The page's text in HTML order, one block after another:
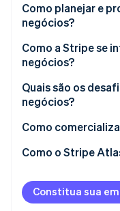
Veja como a
Assista agora
Agendamentos e
E-commerce
Pagamento e
Gerenciamento
Atendimento ao
Como planejar e
negócios?
Identifique seu
Faça um
Faça wireframes
Escolha uma
Planeje seu
Como a Stripe se
negócios?
Para aplicativos
Para modelos
Para aplicativos
Para aplicativos
Por que Stripe faz
negócios
Quais são os
negócios?
Aquisição e
Erros técnicos
Segurança e
Regras da loja de
Como
Use seu público
Alcance nas redes
Colaborações de
Como o Stripe
Como se
Aceitar
Constitua sua